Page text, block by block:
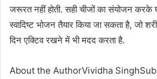
जरूरत नहीं होती. सही चीजों का संयोजन
स्वादिष्ट भोजन तैयार किया जा सकता है, जो
दिन एक्टिव रखने में भी मदद करता है.
About the AuthorVividha